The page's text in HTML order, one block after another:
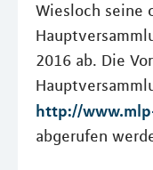
Wiesloch seine
2016 ab. Die
http://
abgerufen